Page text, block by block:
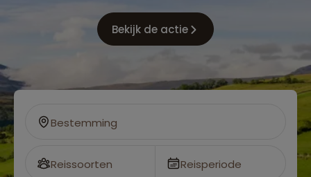
Bekijk de actie
Bestemming
Reissoorten Reisperiode